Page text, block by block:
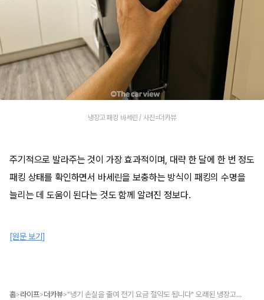
냉장고 패킹 바세린 / 사진=더카뷰
주기적으로 발라주는 것이 가장 효과적이며, 대략 한 달에 한 번 정도
패킹 상태를 확인하면서 바세린을 보충하는 방식이 패킹의 수명을
늘리는 데 도움이 된다는 것도 함께 알려진 정보다.
[원문 보기]
홈>라이프>더카뷰> "냉기 손실을 줄여 전기 요금 절약도 됩니다" 오래된 냉장고에 바세린을 발라보세요...효과가 상당합니다